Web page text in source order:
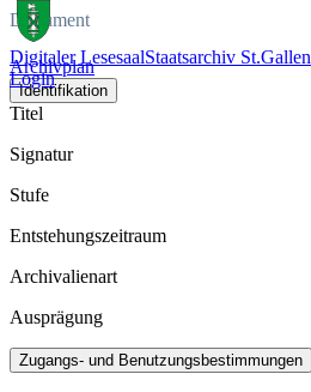
Digitaler LesesaalStaatsarchiv St.Gallen
Login
Dokument
Archivplan
Identifikation
Titel
Signatur
Stufe
Entstehungszeitraum
Archivalienart
Ausprägung
Zugangs- und Benutzungsbestimmungen